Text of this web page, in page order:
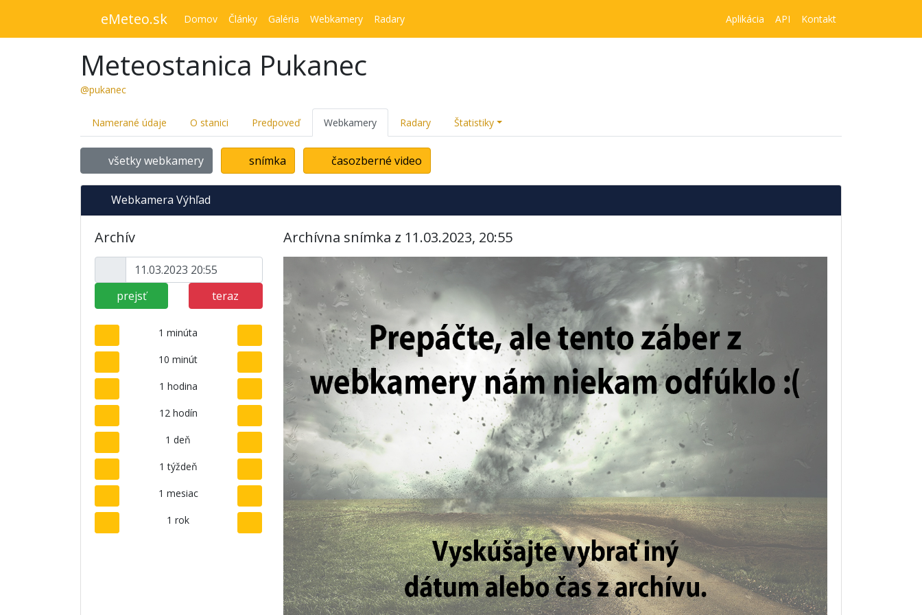
eMeteo.sk Domov Články Galéria Webkamery Radary Aplikácia API Kontakt
Meteostanica Pukanec
@pukanec
Namerané údaje O stanici Predpoveď Webkamery Radary Štatistiky
všetky webkamery snímka časozberné video
Webkamera Výhľad
Archív
prejsť teraz
1 minúta
10 minút
1 hodina
12 hodín
1 deň
1 týždeň
1 mesiac
1 rok
Archívna snímka z 11.03.2023, 20:55